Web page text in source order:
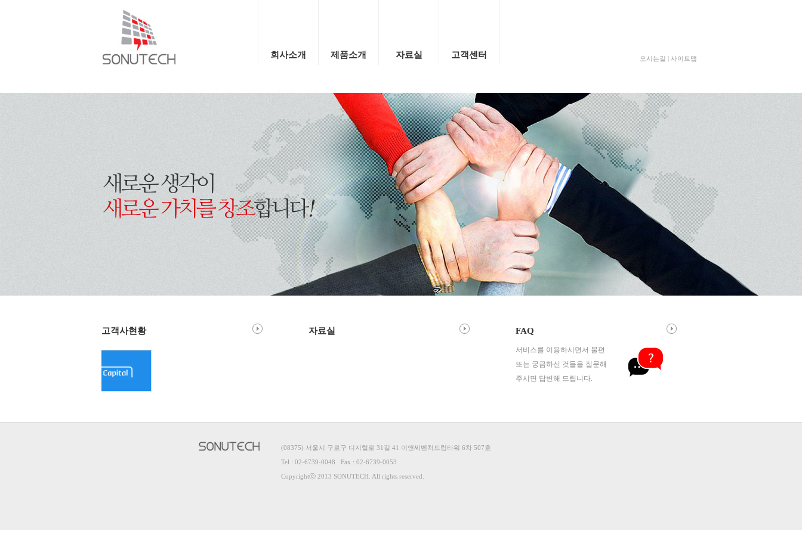
회사소개 제품소개 자료실 고객센터 오시는길 | 사이트맵
고객사현황 자료실 FAQ
서비스를 이용하시면서 불편
또는 궁금하신 것들을 질문해
주시면 답변해 드립니다.
(08375) 서울시 구로구 디지털로 31길 41 이앤씨벤처드림타워 6차 507호
Tel : 02-6739-0048 Fax : 02-6739-0053
Copyrightⓒ 2013 SONUTECH. All rights reserved.